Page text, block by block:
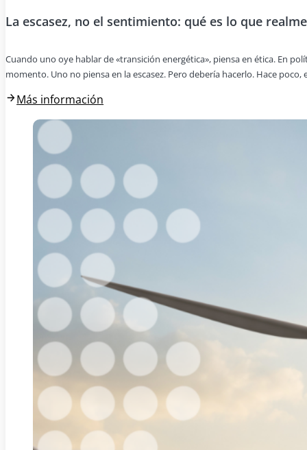
La escasez, no el sentimiento: qué es lo que
Cuando uno oye hablar de «transición energética», piensa en ética. En
momento. Uno no piensa en la escasez. Pero debería hacerlo. Hace
Más información